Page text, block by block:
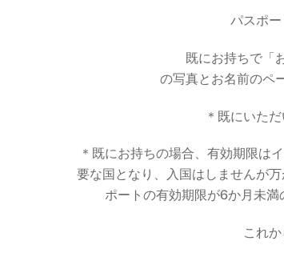
パスポ
既にお持ちで「
の写真とお名前のペ
＊既にいた
＊既にお持ちの場合、有効期限は
要な国となり、入国はしませんが
ポートの有効期限が6か月未満
これ